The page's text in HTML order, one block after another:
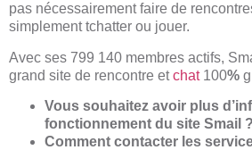
pas nécessairement faire de
simplement tchatter ou jouer.
Avec ses 799 140 membres actifs,
grand site de rencontre etchat100%
Vous souhaitez avoir plus
fonctionnement du site Smail ?
Comment contacter les